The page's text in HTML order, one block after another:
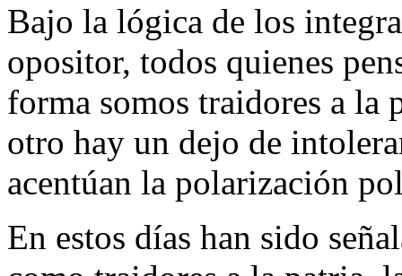
Bajo la lógica de los
opositor, todos quienes
forma somos traidores a la
otro hay un dejo de
acentúan la polarización
En estos días han sido